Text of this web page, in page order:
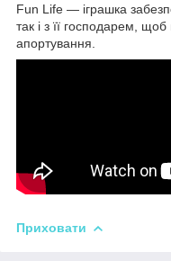
Fun Life — іграшка
так і з її господарем,
апортування.
Приховати